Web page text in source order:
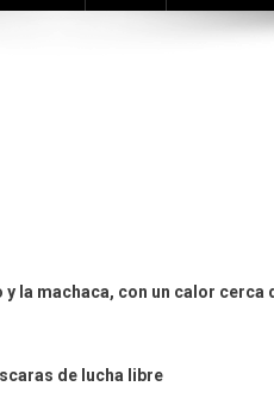
la machaca, con un calor cerca
de lucha libre